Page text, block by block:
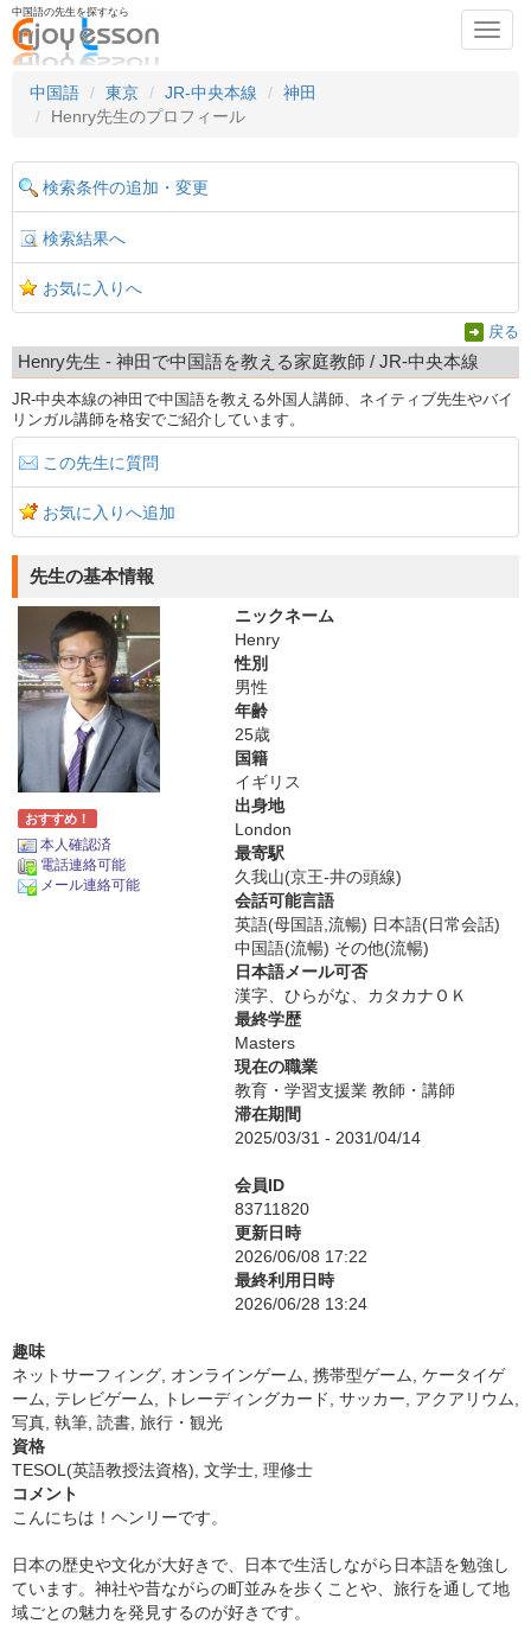
中国語の先生を探すなら
中国語
東京 JR-中央本線
神田
Henry先生のプロフィール
検索条件の追加・変更
検索結果へ
お気に入りへ
戻る
Henry先生 - 神田で中国語を教える家庭教師 / JR-中央本線
JR-中央本線の神田で中国語を教える外国人講師、ネイティブ先生やバイ
リンガル講師を格安でご紹介しています。
この先生に質問
お気に入りへ追加
先生の基本情報
おすすめ！
本人確認済
電話連絡可能
メール連絡可能
ニックネーム
Henry
性別
男性
年齢
25歳
国籍
イギリス
出身地
London
最寄駅
久我山(京王-井の頭線)
会話可能言語
英語(母国語,流暢) 日本語(日常会話)
中国語(流暢) その他(流暢)
日本語メール可否
漢字、ひらがな、カタカナＯＫ
最終学歴
Masters
現在の職業
教育・学習支援業 教師・講師
滞在期間
2025/03/31 - 2031/04/14
会員ID
83711820
更新日時
2026/06/08 17:22
最終利用日時
2026/06/28 13:24
趣味
ネットサーフィング, オンラインゲーム, 携帯型ゲーム, ケータイゲ
ーム, テレビゲーム, トレーディングカード, サッカー, アクアリウム,
写真, 執筆, 読書, 旅行・観光
資格
TESOL(英語教授法資格), 文学士, 理修士
コメント
こんにちは！ヘンリーです。
日本の歴史や文化が大好きで、日本で生活しながら日本語を勉強し
ています。神社や昔ながらの町並みを歩くことや、旅行を通して地
域ごとの魅力を発見するのが好きです。